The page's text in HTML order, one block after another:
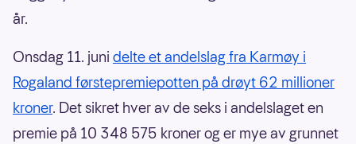
år.
Onsdag 11. juni delte et andelslag fra Karmøy i
Rogaland førstepremiepotten på drøyt 62 millioner
kroner. Det sikret hver av de seks i andelslaget en
premie på 10 348 575 kroner og er mye av grunnet